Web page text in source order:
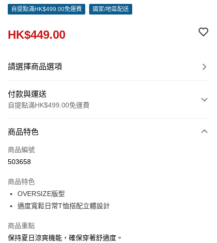
自提點滿HK$499.00免運費 國家/地區配送
HK$449.00
請選擇商品選項
付款與運送
自提點滿HK$499.00免運費
信用卡
Apple Pay
AlipayHK
WeChat Pay
送貨方式
商品特色
商品編號
503658
商品特色
OVERSIZE版型
適度寬鬆日常T恤搭配立體設計
商品重點
保持夏日涼爽機能，確保穿著舒適度。